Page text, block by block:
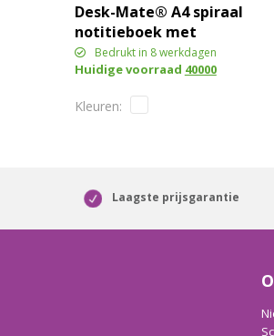
Desk-Mate® A4 spiraal
notitieboek met
bedrukte achterste
omslag
Bedrukt in 8 werkdagen
Huidige voorraad 40000
Laagste prijsgarantie